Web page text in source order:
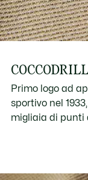
Primo logo ad
sportivo nel
migliaia di punti